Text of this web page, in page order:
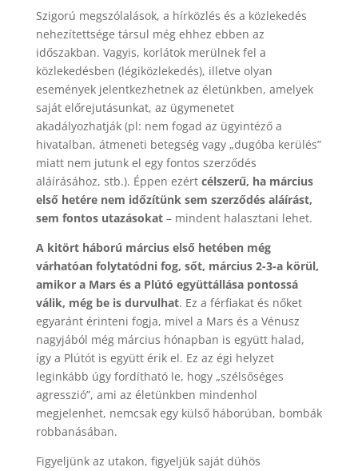
Szigorú megszólalások, a hírközlés és a közlekedés
nehezítettsége társul még ehhez ebben az
időszakban. Vagyis, korlátok merülnek fel a
közlekedésben (légiközlekedés), illetve olyan
események jelentkezhetnek az életünkben, amelyek
saját előrejutásunkat, az ügymenetet
akadályozhatják (pl: nem fogad az ügyintéző a
hivatalban, átmeneti betegség vagy „dugóba kerülés”
miatt nem jutunk el egy fontos szerződés
aláírásához, stb.). Éppen ezért célszerű, ha március
első hetére nem időzítünk sem szerződés aláírást,
sem fontos utazásokat– mindent halasztani lehet.
A kitört háború március első hetében még
várhatóan folytatódni fog, sőt, március 2-3-a körül,
amikor a Mars és a Plútó együttállása pontossá
válik, még be is durvulhat. Ez a férfiakat és nőket
egyaránt érinteni fogja, mivel a Mars és a Vénusz
nagyjából még március hónapban is együtt halad,
így a Plútót is együtt érik el. Ez az égi helyzet
leginkább úgy fordítható le, hogy „szélsőséges
agresszió”, ami az életünkben mindenhol
megjelenhet, nemcsak egy külső háborúban, bombák
robbanásában.
Figyeljünk az utakon, figyeljük saját dühös